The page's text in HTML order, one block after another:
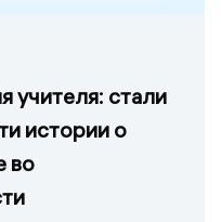
учителя: стали
истории о
во